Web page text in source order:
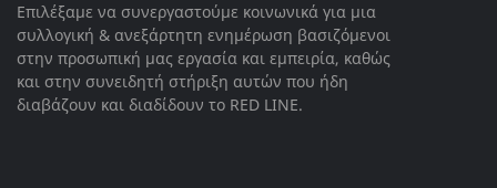
Επιλέξαμε να συνεργαστούμε κοινωνικά για μια
συλλογική & ανεξάρτητη ενημέρωση βασιζόμενοι
στην προσωπική μας εργασία και εμπειρία, καθώς
και στην συνειδητή στήριξη αυτών που ήδη
διαβάζουν και διαδίδουν το RED LINE.